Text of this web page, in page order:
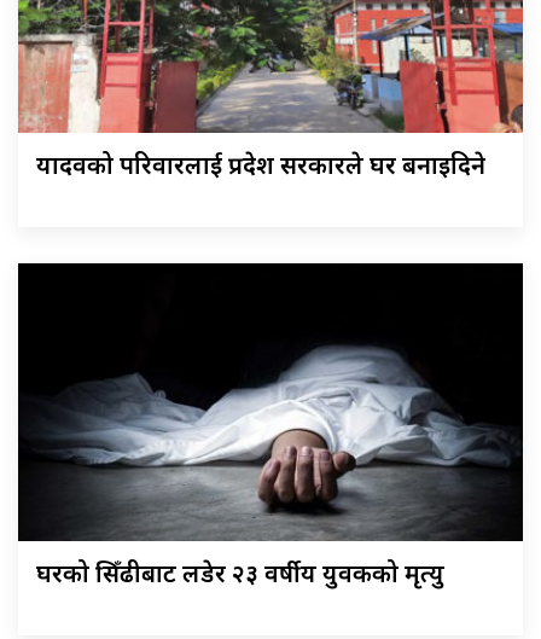
यादवको परिवारलाई प्रदेश सरकारले घर बनाइदिने
घरको सिँढीबाट लडेर २३ वर्षीय युवकको मृत्यु